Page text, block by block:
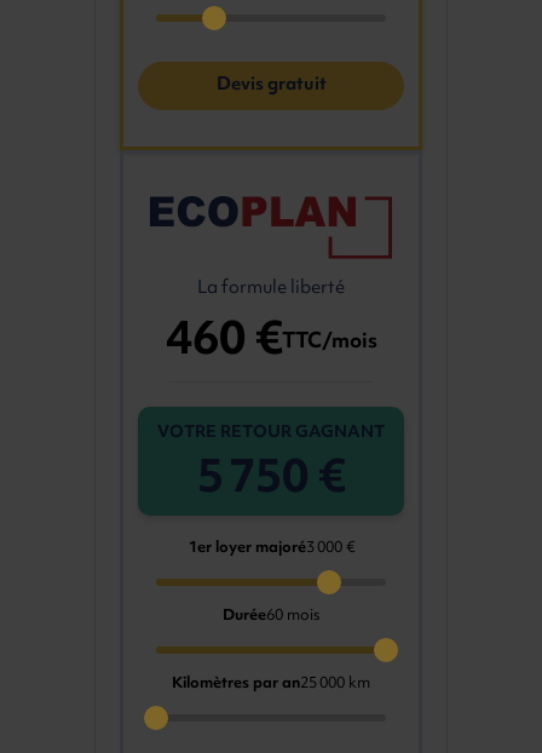
Devis gratuit
La formule liberté
460 €TTC/mois
VOTRE RETOUR GAGNANT
5 750 €
1er loyer majoré3 000 €
Durée60 mois
Kilomètres par an25 000 km